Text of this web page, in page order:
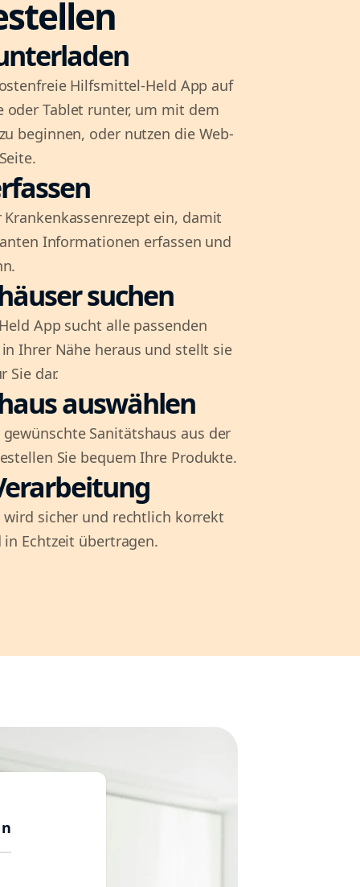
Hilfsmittel-Held App auf
oder Tablet runter, um mit dem
beginnen, oder nutzen die Web-
Krankenkassenrezept ein, damit
Informationen erfassen und
suchen
App sucht alle passenden
Ihrer Nähe heraus und stellt sie
Sie dar.
auswählen
gewünschte Sanitätshaus aus der
Sie bequem Ihre Produkte.
sicher und rechtlich korrekt
Echtzeit übertragen.